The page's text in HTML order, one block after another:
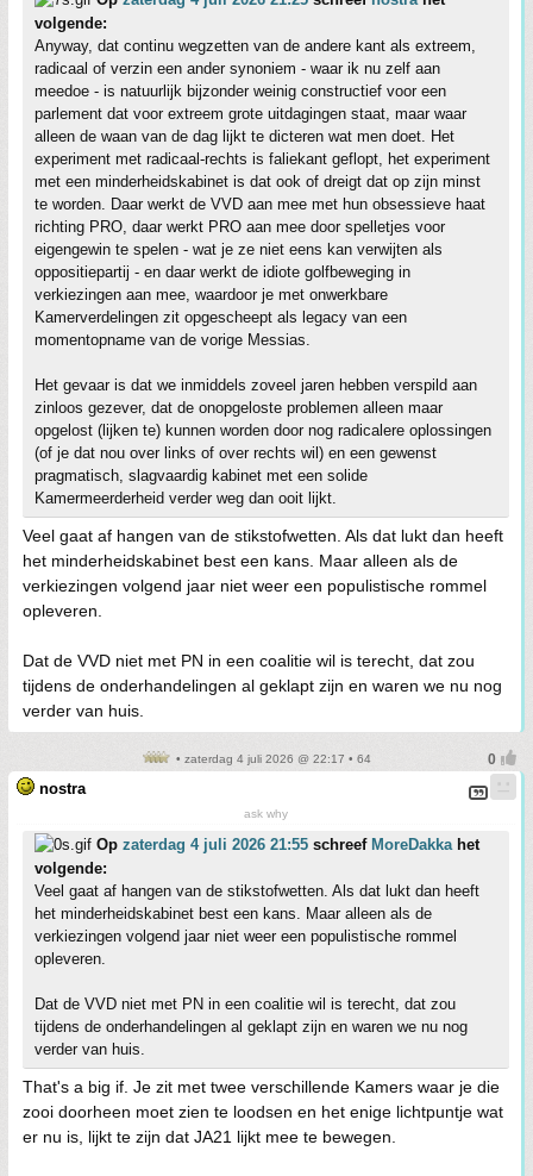
volgende:
Anyway, dat continu wegzetten van de andere kant als extreem,
radicaal of verzin een ander synoniem - waar ik nu zelf aan
meedoe - is natuurlijk bijzonder weinig constructief voor een
parlement dat voor extreem grote uitdagingen staat, maar waar
alleen de waan van de dag lijkt te dicteren wat men doet. Het
experiment met radicaal-rechts is faliekant geflopt, het experiment
met een minderheidskabinet is dat ook of dreigt dat op zijn minst
te worden. Daar werkt de VVD aan mee met hun obsessieve haat
richting PRO, daar werkt PRO aan mee door spelletjes voor
eigengewin te spelen - wat je ze niet eens kan verwijten als
oppositiepartij - en daar werkt de idiote golfbeweging in
verkiezingen aan mee, waardoor je met onwerkbare
Kamerverdelingen zit opgescheept als legacy van een
momentopname van de vorige Messias.
Het gevaar is dat we inmiddels zoveel jaren hebben verspild aan
zinloos gezever, dat de onopgeloste problemen alleen maar
opgelost (lijken te) kunnen worden door nog radicalere oplossingen
(of je dat nou over links of over rechts wil) en een gewenst
pragmatisch, slagvaardig kabinet met een solide
Kamermeerderheid verder weg dan ooit lijkt.
Veel gaat af hangen van de stikstofwetten. Als dat lukt dan heeft
het minderheidskabinet best een kans. Maar alleen als de
verkiezingen volgend jaar niet weer een populistische rommel
opleveren.
Dat de VVD niet met PN in een coalitie wil is terecht, dat zou
tijdens de onderhandelingen al geklapt zijn en waren we nu nog
verder van huis.
• zaterdag 4 juli 2026 @ 22:17 • 64
nostra
ask why
Op zaterdag 4 juli 2026 21:55 schreef MoreDakkahet
volgende:
Veel gaat af hangen van de stikstofwetten. Als dat lukt dan heeft
het minderheidskabinet best een kans. Maar alleen als de
verkiezingen volgend jaar niet weer een populistische rommel
opleveren.
Dat de VVD niet met PN in een coalitie wil is terecht, dat zou
tijdens de onderhandelingen al geklapt zijn en waren we nu nog
verder van huis.
That's a big if. Je zit met twee verschillende Kamers waar je die
zooi doorheen moet zien te loodsen en het enige lichtpuntje wat
er nu is, lijkt te zijn dat JA21 lijkt mee te bewegen.